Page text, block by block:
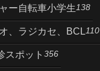
ー自転車小学生138
、ラジカセ、BCL110
ポット 356